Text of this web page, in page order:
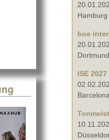
und AVer PTZ-Kameras
Hamburg
boe
Dortmund
ISE 2027